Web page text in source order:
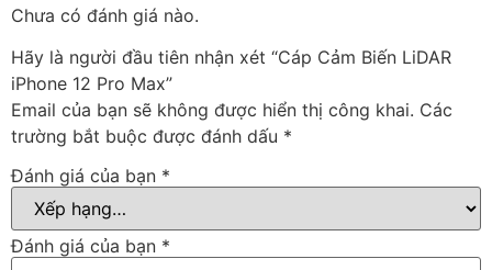
Chưa có đánh giá nào.
Hãy là người đầu tiên nhận xét “Cáp Cảm Biến LiDAR
iPhone 12 Pro Max”
Email của bạn sẽ không được hiển thị công khai. Các
trường bắt buộc được đánh dấu *
Đánh giá của bạn *
Đánh giá của bạn *